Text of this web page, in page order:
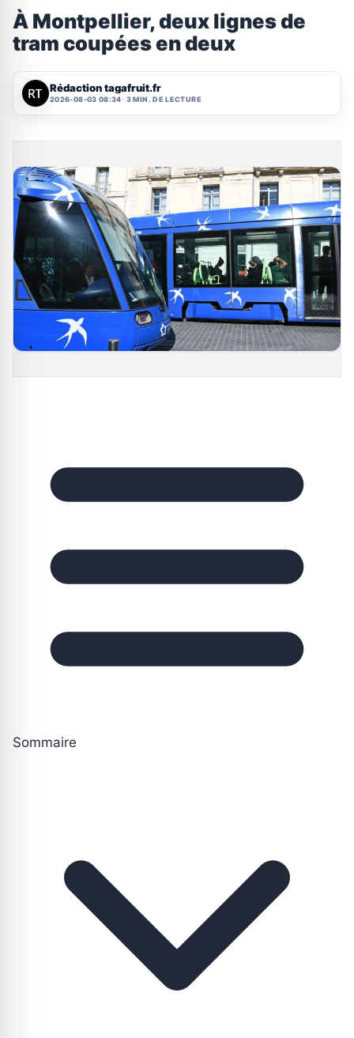
À Montpellier, deux lignes de
tram coupées en deux
Rédaction tagafruit.fr
2026-08-03 08:34 3 MIN. DE LECTURE
Sommaire